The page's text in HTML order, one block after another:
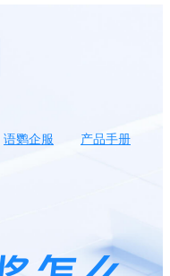
语鹦企服
产品手册